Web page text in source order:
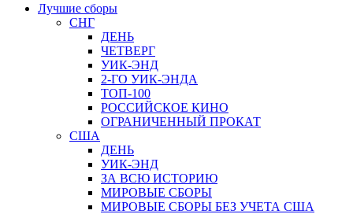
Лучшие сборы
СНГ
ДЕНЬ
ЧЕТВЕРГ
УИК-ЭНД
2-ГО УИК-ЭНДА
ТОП-100
РОССИЙСКОЕ КИНО
ОГРАНИЧЕННЫЙ ПРОКАТ
США
ДЕНЬ
УИК-ЭНД
ЗА ВСЮ ИСТОРИЮ
МИРОВЫЕ СБОРЫ
МИРОВЫЕ СБОРЫ БЕЗ УЧЕТА США